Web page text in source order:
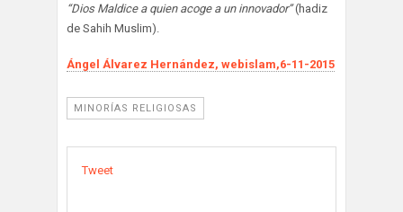
“Dios Maldice a quien acoge a un innovador”(hadiz
de Sahih Muslim).
Ángel Álvarez Hernández, webislam,6-11-2015
MINORÍAS RELIGIOSAS
Tweet